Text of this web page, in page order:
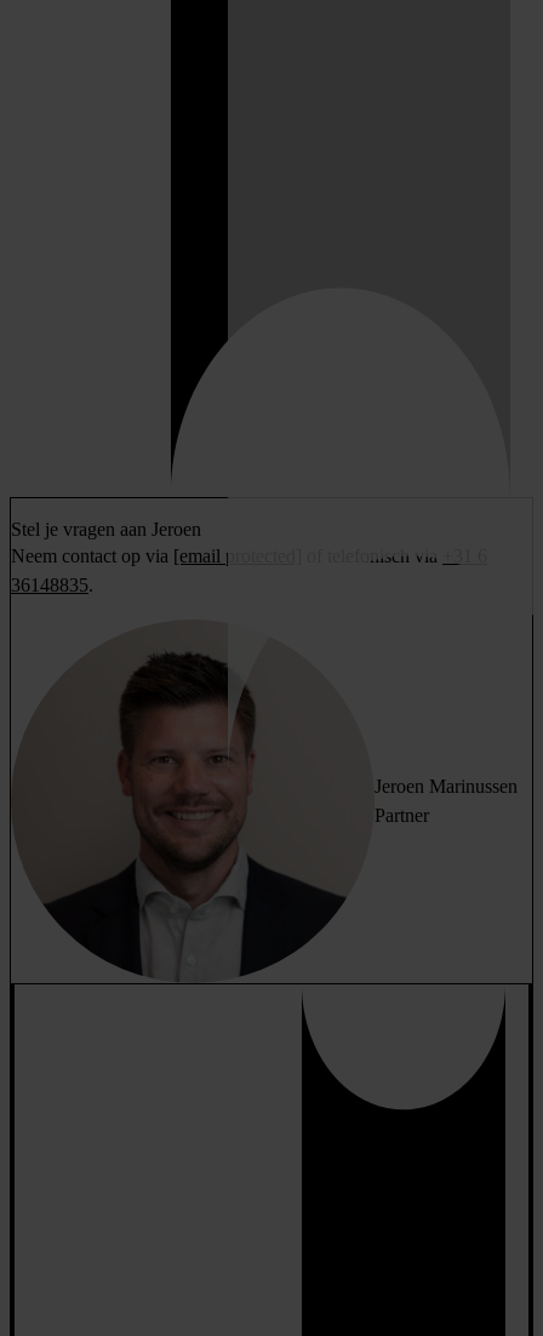
Stel je vragen aan Jeroen
Neem contact op via [email protected] of telefonisch via
36148835.
Jeroen Marinussen
Partner